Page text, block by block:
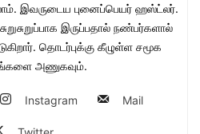
இவருடைய புனைப்பெயர் ஹஸ்ட்லர்.
இருப்பதால் நண்பர்களால்
தொடர்புக்கு கீழுள்ள சமூக
அணுகவும்.
Instagram Mail